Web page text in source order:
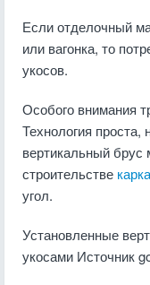
Если отделочный
или вагонка, то
укосов.
Особого внимания
Технология проста,
вертикальный
строительстве
угол.
Установленные
укосами Источник